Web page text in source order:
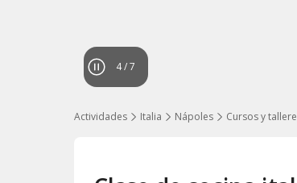
4/7
Actividades Italia Nápoles Cursos y